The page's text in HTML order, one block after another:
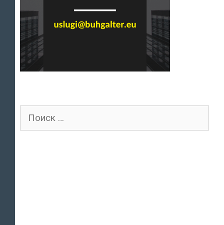
Поиск